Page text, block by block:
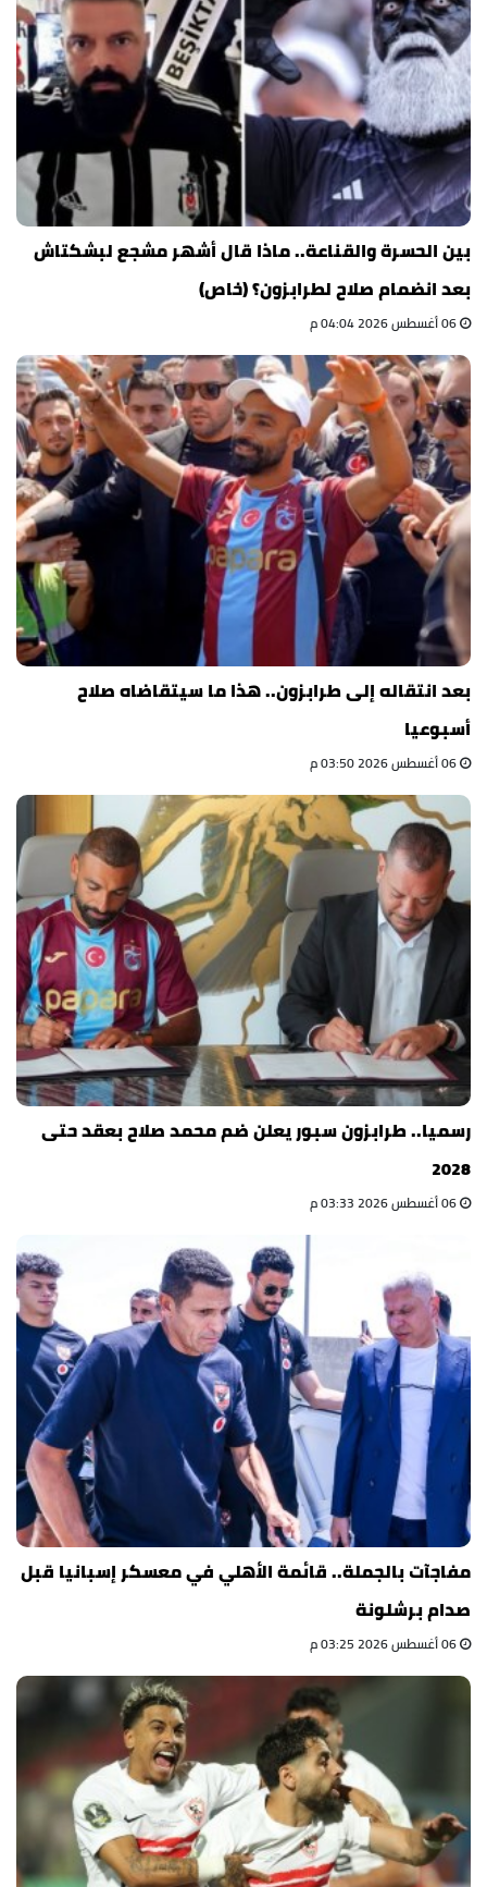
بين الحسرة والقناعة.. ماذا قال أشهر مشجع لبشكتاش
بعد انضمام صلاح لطرابزون؟ (خاص)
بعد انتقاله إلى طرابزون.. هذا ما سيتقاضاه صلاح
أسبوعيا
رسميا.. طرابزون سبور يعلن ضم محمد صلاح بعقد حتى
2028
مفاجآت بالجملة.. قائمة الأهلي في معسكر إسبانيا قبل
صدام برشلونة